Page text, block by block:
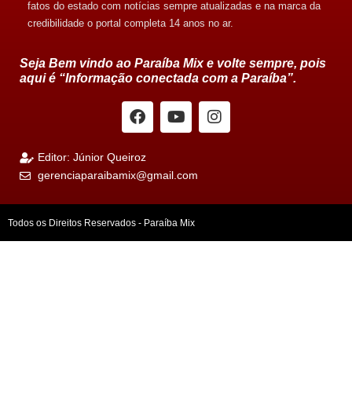
fatos do estado com notícias sempre atualizadas e na marca da
credibilidade o portal completa 14 anos no ar.
Seja Bem vindo ao Paraíba Mix e volte sempre, pois
aqui é “Informação conectada com a Paraíba”.
Editor: Júnior Queiroz
gerenciaparaibamix@gmail.com
Todos os Direitos Reservados - Paraíba Mix